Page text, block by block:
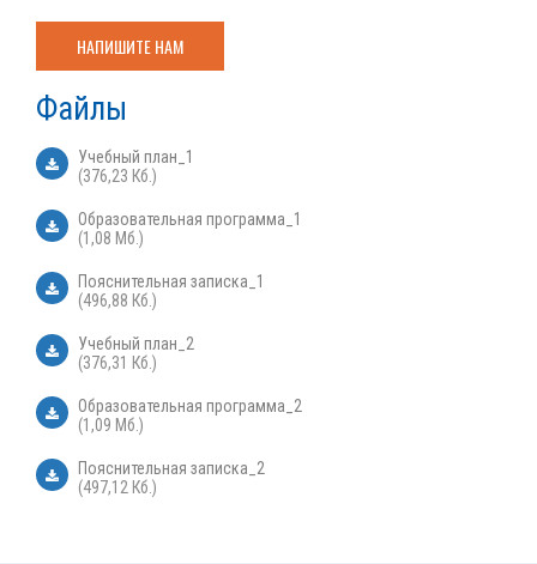
НАПИШИТЕ НАМ
Файлы
Учебный план_1
(376,23 Кб.)
Образовательная программа_1
(1,08 Мб.)
Пояснительная записка_1
(496,88 Кб.)
Учебный план_2
(376,31 Кб.)
Образовательная программа_2
(1,09 Мб.)
Пояснительная записка_2
(497,12 Кб.)